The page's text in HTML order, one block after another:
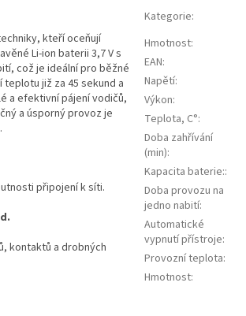
kteří oceňují
Li-ion baterii 3,7 V s
což je ideální pro běžné
již za 45 sekund a
a efektivní pájení vodičů,
a úsporný provoz je
připojení k síti.
kontaktů a drobných
Kategorie:
Hmotnost:
EAN:
Napětí:
Výkon:
Teplota, C°:
Doba zahřívání
(min):
Kapacita baterie::
Doba provozu na
jedno nabití:
Automatické
vypnutí přístroje:
Provozní teplota:
Hmotnost: